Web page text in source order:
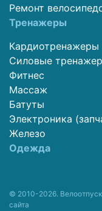
Ремонт
Тренажеры
Кардиотренажеры
Силовые
Фитнес
Массаж
Батуты
Электроника
Железо
Одежда
© 2010-2026.
сайта